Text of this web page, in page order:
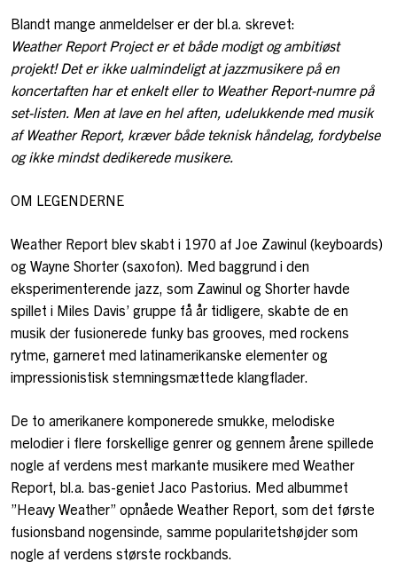
Blandt mange anmeldelser er der bl.a. skrevet:
Weather Report Project er et både modigt og ambitiøst
projekt! Det er ikke ualmindeligt at jazzmusikere på en
koncertaften har et enkelt eller to Weather Report-numre på
set-listen. Men at lave en hel aften, udelukkende med musik
af Weather Report, kræver både teknisk håndelag, fordybelse
og ikke mindst dedikerede musikere.
OM LEGENDERNE
Weather Report blev skabt i 1970 af Joe Zawinul (keyboards)
og Wayne Shorter (saxofon). Med baggrund i den
eksperimenterende jazz, som Zawinul og Shorter havde
spillet i Miles Davis’ gruppe få år tidligere, skabte de en
musik der fusionerede funky bas grooves, med rockens
rytme, garneret med latinamerikanske elementer og
impressionistisk stemningsmættede klangflader.
De to amerikanere komponerede smukke, melodiske
melodier i flere forskellige genrer og gennem årene spillede
nogle af verdens mest markante musikere med Weather
Report, bl.a. bas-geniet Jaco Pastorius. Med albummet
”Heavy Weather” opnåede Weather Report, som det første
fusionsband nogensinde, samme popularitetshøjder som
nogle af verdens største rockbands.